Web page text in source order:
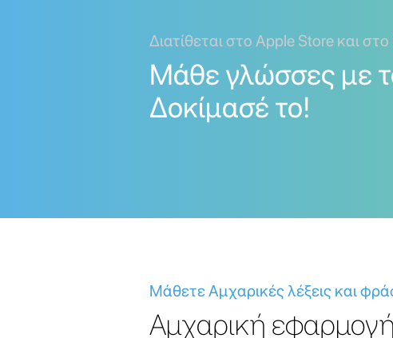
Διατίθεται στο Apple Store και
Μάθε γλώσσες με
Δοκίμασέ το!
Μάθετε Αμχαρικές λέξεις και
Αμχαρική